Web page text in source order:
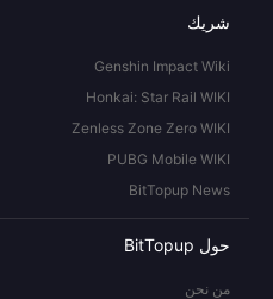
شريك
Genshin Impact Wiki
Honkai: Star Rail WIKI
Zenless Zone Zero WIKI
PUBG Mobile WIKI
BitTopup News
حول BitTopup
من نحن